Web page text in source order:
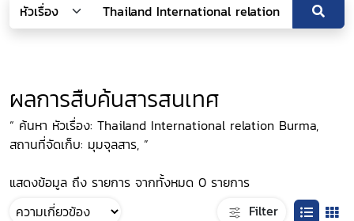
ผลการสืบค้นสารสนเทศ
“ ค้นหา หัวเรื่อง: Thailand International relation Burma,
สถานที่จัดเก็บ: มุมจุลสาร, ”
แสดงข้อมูล ถึง รายการ จากทั้งหมด 0 รายการ
Filter